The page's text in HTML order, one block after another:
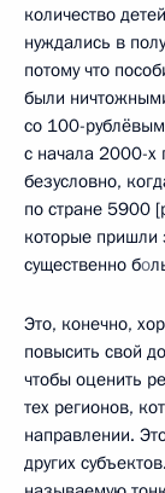
количество
нуждались в
потому что
были
со 100-
с начала 2000-х
безусловно,
по стране 5900
которые пришли
существенно бо
Это, конечно,
повысить свой
чтобы оценить
тех регионов,
направлении.
других